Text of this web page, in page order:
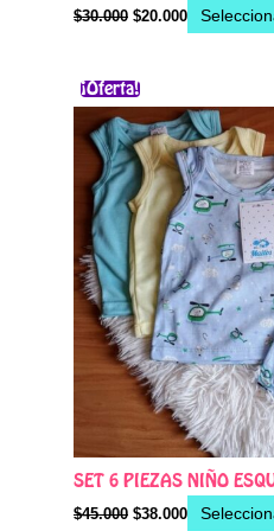
$30.000 $20.000
¡Oferta!
SET 6 PIEZAS NIÑO
$45.000
El
precio
original
era:
$45.000.
$38.000
actual
es:
$38.000.